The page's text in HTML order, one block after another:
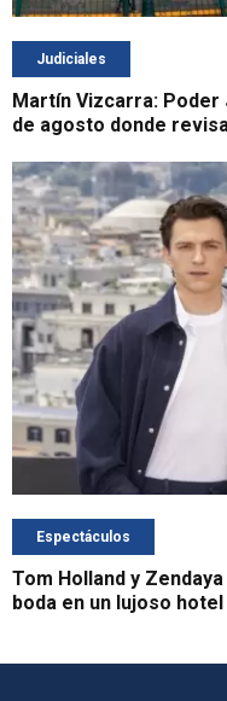
Judiciales
Martín Vizcarra: Poder
de agosto donde
Espectáculos
Tom Holland y
boda en un lujoso